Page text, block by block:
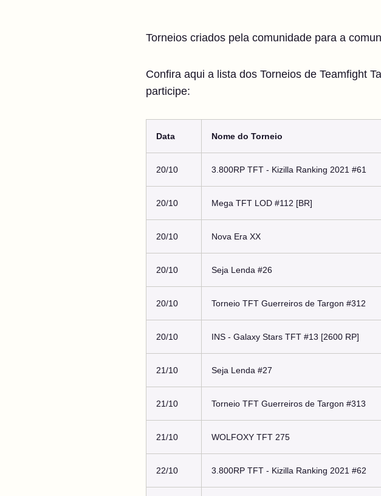
Torneios criados pela comunidade para a
Confira aqui a lista dos Torneios de Teamfight
participe:
Data Nome do Torneio
20/10 3.800RP TFT - Kizilla Ranking 2021 #61
20/10 Mega TFT LOD #112 [BR]
20/10 Nova Era XX
20/10 Seja Lenda #26
20/10 Torneio TFT Guerreiros de Targon #312
20/10 INS - Galaxy Stars TFT #13 [2600 RP]
21/10 Seja Lenda #27
21/10 Torneio TFT Guerreiros de Targon #313
21/10 WOLFOXY TFT 275
22/10 3.800RP TFT - Kizilla Ranking 2021 #62